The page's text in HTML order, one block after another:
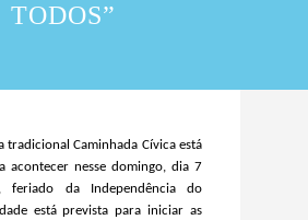
TODOS”
tradicional Caminhada Cívica está
acontecer nesse domingo, dia 7
feriado da Independência do
está prevista para iniciar as